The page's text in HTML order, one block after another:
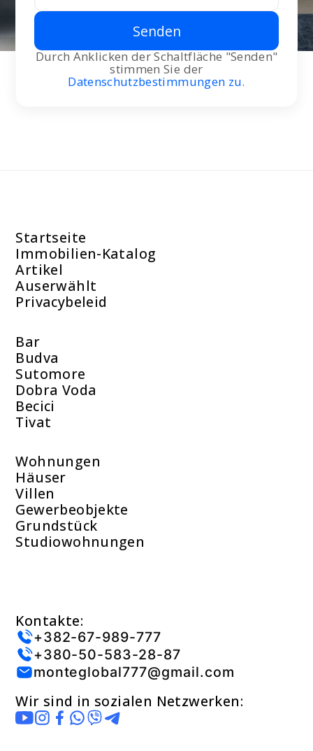
Senden
Durch Anklicken der Schaltfläche "Senden"
stimmen Sie der
Datenschutzbestimmungen zu.
Startseite
Immobilien-Katalog
Artikel
Auserwählt
Privacybeleid
Bar
Budva
Sutomore
Dobra Voda
Becici
Tivat
Wohnungen
Häuser
Villen
Gewerbeobjekte
Grundstück
Studiowohnungen
Kontakte:
+382-67-989-777
+380-50-583-28-87
monteglobal777@gmail.com
Wir sind in sozialen Netzwerken: